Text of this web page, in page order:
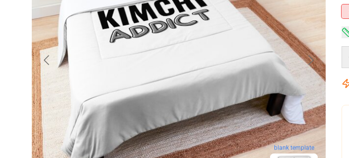
blank template